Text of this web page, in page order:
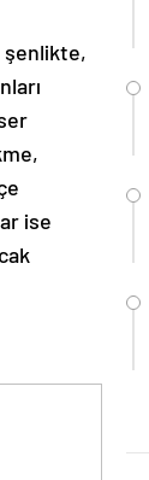
şenlikte,
ise